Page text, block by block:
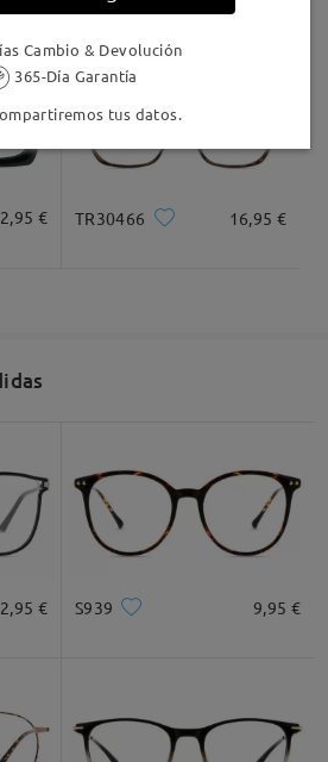
€ TR30466 16,95 €
€ S939 9,95 €
Cambio & Devolución
365-Día Garantía
tus datos.